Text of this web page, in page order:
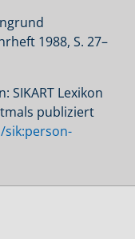
1988, S. 27–
SIKART Lexikon
publiziert
sik:person-
in einem neuen